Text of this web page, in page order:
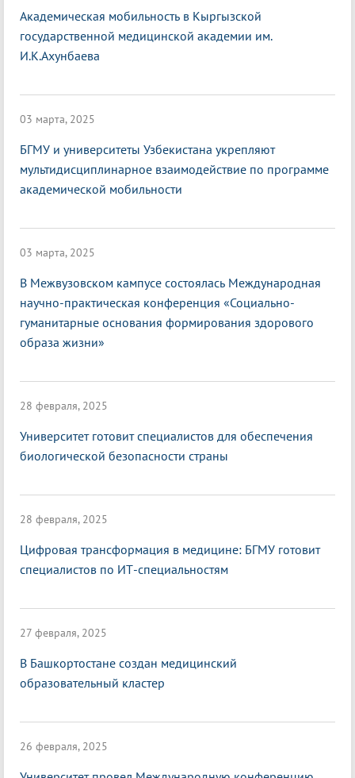
Академическая мобильность в Кыргызской
государственной медицинской академии им.
И.К.Ахунбаева
03 марта, 2025
БГМУ и университеты Узбекистана укрепляют
мультидисциплинарное взаимодействие по программе
академической мобильности
03 марта, 2025
В Межвузовском кампусе состоялась Международная
научно-практическая конференция «Социально-
гуманитарные основания формирования здорового
образа жизни»
28 февраля, 2025
Университет готовит специалистов для обеспечения
биологической безопасности страны
28 февраля, 2025
Цифровая трансформация в медицине: БГМУ готовит
специалистов по ИТ-специальностям
27 февраля, 2025
В Башкортостане создан медицинский
образовательный кластер
26 февраля, 2025